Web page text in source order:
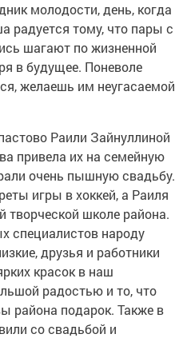
молодости, день, когда
тому, что пары с
шагают по жизненной
в будущее. Поневоле
желаешь им неугасаемой
Раили Зайнуллиной
привела их на семейную
очень пышную свадьбу.
игры в хоккей, а Раиля
творческой школе района.
специалистов народу
друзья и работники
красок в наш
радостью и то, что
района подарок. Также в
со свадьбой и